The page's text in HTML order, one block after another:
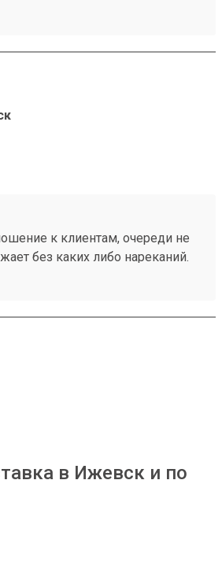
к клиентам, очереди не
без каких либо нареканий.
в Ижевск и по